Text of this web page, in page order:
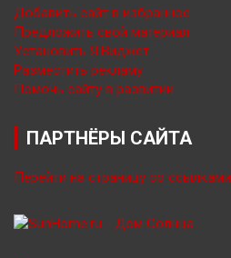
Добавить сайт в избранное
Предложить свой материал
Установить Я.Виджет
Разместить рекламу
Помочь сайту в развитии
ПАРТНЁРЫ САЙТА
Перейти на страницу со ссылками